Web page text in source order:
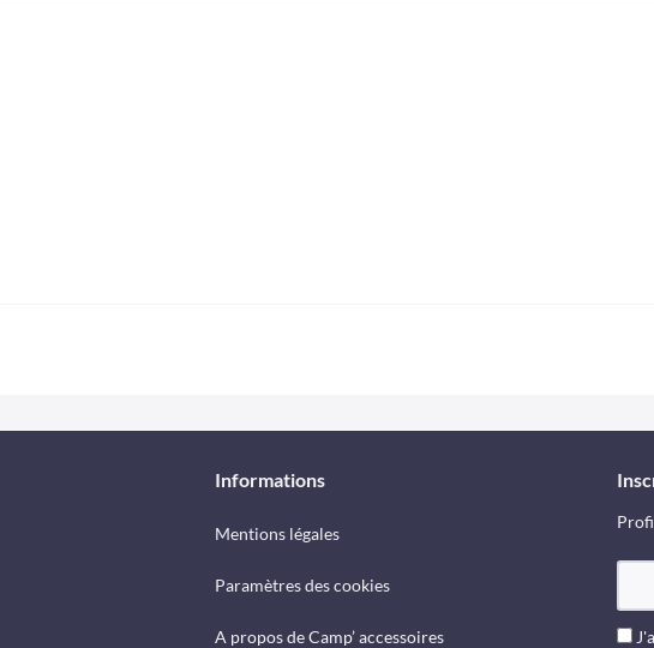
Informations
Mentions légales
Paramètres des cookies
A propos de Camp’ accessoires